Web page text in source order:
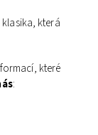
která
které
: